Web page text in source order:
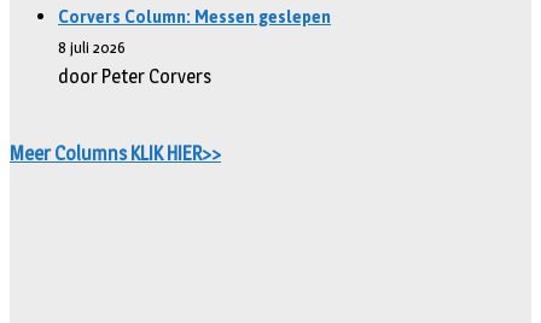
Corvers Column: Messen geslepen
8 juli 2026
door Peter Corvers
Meer Columns KLIK HIER>>